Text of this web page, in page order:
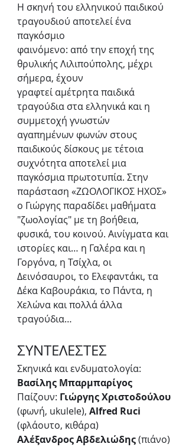
Η σκηνή του ελληνικού παιδικού
τραγουδιού αποτελεί ένα
παγκόσμιο
φαινόμενο: από την εποχή της
θρυλικής Λιλιπούπολης, μέχρι
σήμερα, έχουν
γραφτεί αμέτρητα παιδικά
τραγούδια στα ελληνικά και η
συμμετοχή γνωστών
αγαπημένων φωνών στους
παιδικούς δίσκους με τέτοια
συχνότητα αποτελεί μια
παγκόσμια πρωτοτυπία. Στην
παράσταση «ΖΩΟΛΟΓΙΚΟΣ ΗΧΟΣ»
ο Γιώργης παραδίδει μαθήματα
"ζωολογίας" με τη βοήθεια,
φυσικά, του κοινού. Αινίγματα και
ιστορίες και… η Γαλέρα και η
Γοργόνα, η Τσίχλα, οι
Δεινόσαυροι, το Ελεφαντάκι, τα
Δέκα Καβουράκια, το Πάντα, η
Χελώνα και πολλά άλλα
τραγούδια…
ΣΥΝΤΕΛΕΣΤΕΣ
Σκηνικά και ενδυματολογία:
Βασίλης Μπαρμπαρίγος
Παίζουν: Γιώργης Χριστοδούλου
(φωνή, ukulele), Alfred Ruci
(φλάουτο, κιθάρα)
Αλέξανδρος Αβδελιώδης (πιάνο)